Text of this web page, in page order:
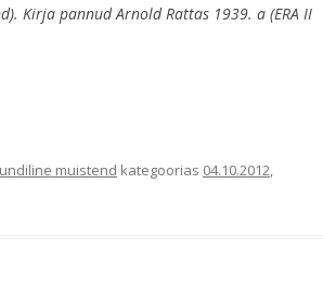
Kirja pannud Arnold Rattas 1939. a (ERA II
muistend kategoorias 04.10.2012,